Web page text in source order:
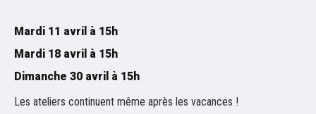
Mardi 11 avril à 15h
Mardi 18 avril à 15h
Dimanche 30 avril à 15h
Les ateliers continuent même après les vacances !